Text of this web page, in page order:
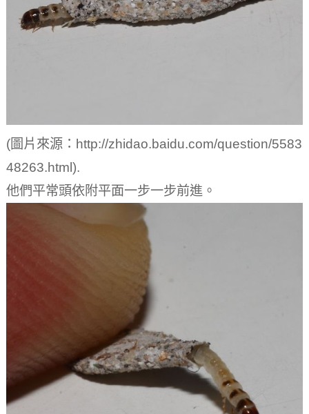
(圖片來源：http://zhidao.baidu.com/question/5583
48263.html).
他們平常頭依附平面一步一步前進。